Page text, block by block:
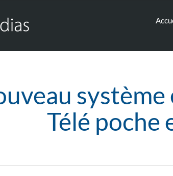
Télé poche